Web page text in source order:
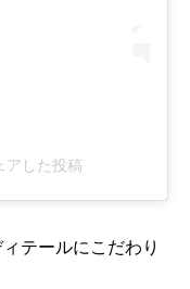
した投稿
テールにこだわり